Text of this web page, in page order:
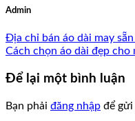
Admin
Địa chỉ bán áo dài may
Cách chọn áo dài đẹp cho
Để lại một bình luận
Bạn phải đăng nhập để gửi